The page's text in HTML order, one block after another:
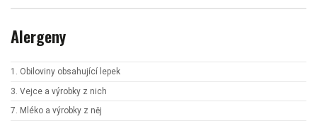
Alergeny
1. Obiloviny obsahující lepek
3. Vejce a výrobky z nich
7. Mléko a výrobky z něj